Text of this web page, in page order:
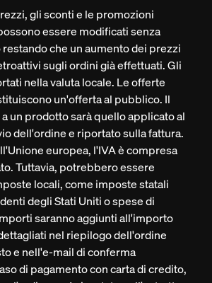
gli sconti e le promozioni
essere modificati senza
che un aumento dei prezzi
sugli ordini già effettuati. Gli
nella valuta locale. Le offerte
un'offerta al pubblico. Il
un prodotto sarà quello applicato al
dell'ordine e riportato sulla fattura.
europea, l'IVA è compresa
Tuttavia, potrebbero essere
locali, come imposte statali
degli Stati Uniti o spese di
saranno aggiunti all'importo
nel riepilogo dell'ordine
e nell'e-mail di conferma
di pagamento con carta di credito,